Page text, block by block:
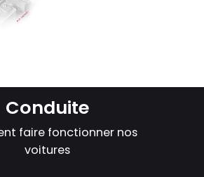
Conduite
faire fonctionner nos
voitures